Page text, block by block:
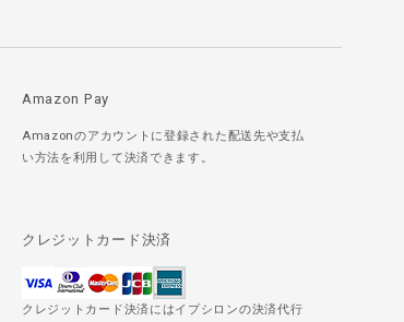
Amazon Pay
Amazonのアカウントに登録された配送先や支払
い方法を利用して決済できます。
クレジットカード決済
クレジットカード決済にはイプシロンの決済代行